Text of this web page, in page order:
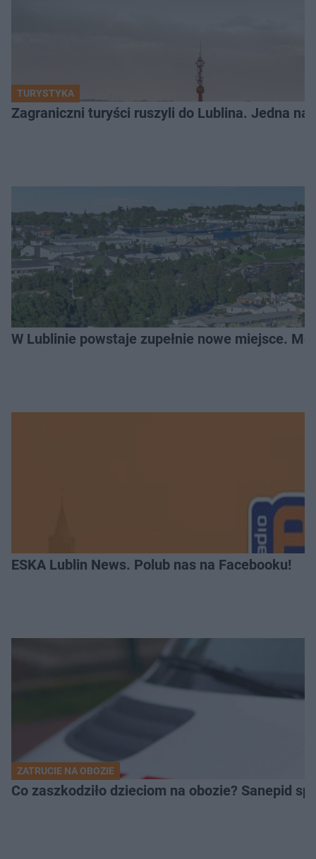
TURYSTYKA
Zagraniczni turyści ruszyli do Lublina. Jedna
W Lublinie powstaje zupełnie nowe miejsce.
ESKA Lublin News. Polub nas na Facebooku!
ZATRUCIE NA OBOZIE
Co zaszkodziło dzieciom na obozie? Sanepid